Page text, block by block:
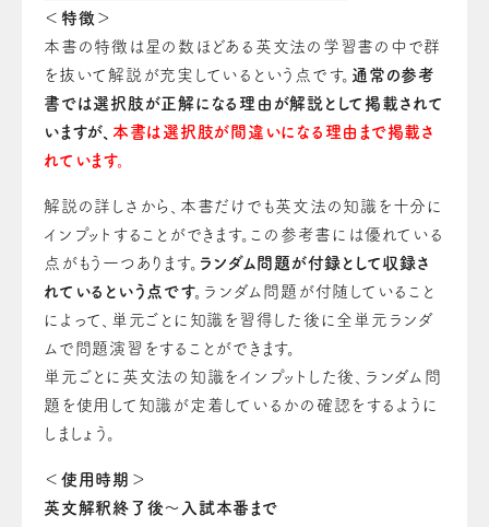
＜特徴＞
本書の特徴は星の数ほどある英文法の学習書の中で群
を抜いて解説が充実しているという点です。 通常の参考
書では選択肢が正解になる理由が解説として掲載されて
いますが、 本書は選択肢が間違いになる理由まで掲載さ
れています。
解説の詳しさから、本書だけでも英文法の知識を十分に
インプットすることができます。この参考書には優れている
点がもう一つあります。 ランダム問題が付録として収録さ
れているという点です。 ランダム問題が付随していること
によって、単元ごとに知識を習得した後に全単元ランダ
ムで問題演習をすることができます。
単元ごとに英文法の知識をインプットした後、ランダム問
題を使用して知識が定着しているかの確認をするように
しましょう。
＜使用時期＞
英文解釈終了後〜入試本番まで